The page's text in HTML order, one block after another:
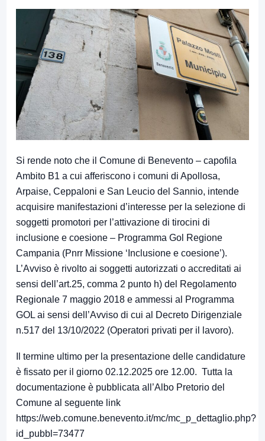
Si rende noto che il Comune di Benevento – capofila
Ambito B1 a cui afferiscono i comuni di Apollosa,
Arpaise, Ceppaloni e San Leucio del Sannio, intende
acquisire manifestazioni d’interesse per la selezione di
soggetti promotori per l’attivazione di tirocini di
inclusione e coesione – Programma Gol Regione
Campania (Pnrr Missione ‘Inclusione e coesione’).
L’Avviso è rivolto ai soggetti autorizzati o accreditati ai
sensi dell’art.25, comma 2 punto h) del Regolamento
Regionale 7 maggio 2018 e ammessi al Programma
GOL ai sensi dell’Avviso di cui al Decreto Dirigenziale
n.517 del 13/10/2022 (Operatori privati per il lavoro).
Il termine ultimo per la presentazione delle candidature
è fissato per il giorno 02.12.2025 ore 12.00. Tutta la
documentazione è pubblicata all’Albo Pretorio del
Comune al seguente link
https://web.comune.benevento.it/mc/mc_p_dettaglio.php?
id_pubbl=73477